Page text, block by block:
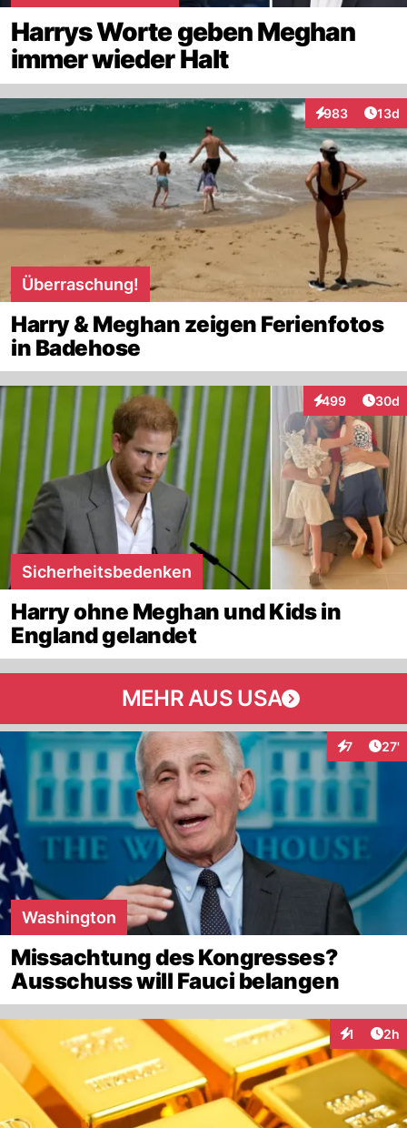
Harrys Worte geben Meghan
immer wieder Halt
983
Interaktionen
13d
Überraschung!
Harry & Meghan zeigen Ferienfotos
in Badehose
499
Interaktionen
30d
Sicherheitsbedenken
Harry ohne Meghan und Kids in
England gelandet
MEHR AUS USA
7 27'
Washington
Missachtung des Kongresses?
Ausschuss will Fauci belangen
1 2h